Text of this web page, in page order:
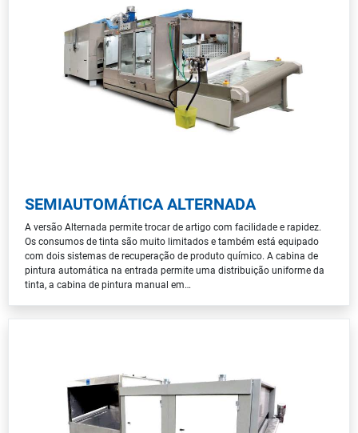
SEMIAUTOMÁTICA ALTERNADA
A versão Alternada permite trocar de artigo com facilidade e rapidez.
Os consumos de tinta são muito limitados e também está equipado
com dois sistemas de recuperação de produto químico. A cabina de
pintura automática na entrada permite uma distribuição uniforme da
tinta, a cabina de pintura manual em…